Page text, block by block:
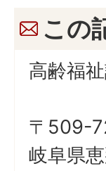
この
高齢福
〒509-
岐阜県